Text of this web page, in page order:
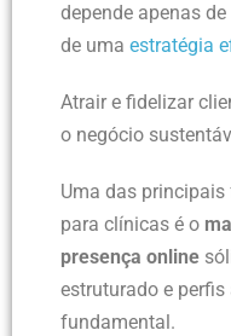
depende apenas
de uma estratégia
Atrair e fidelizar
o negócio
Uma das
para clínicas é o
presença online
estruturado e perfis
fundamental.